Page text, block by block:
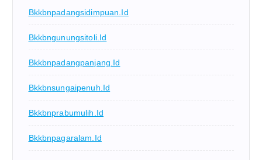
Bkkbnpadangsidimpuan.id
Bkkbngunungsitoli.id
Bkkbnpadangpanjang.id
Bkkbnsungaipenuh.id
Bkkbnprabumulih.id
Bkkbnpagaralam.id